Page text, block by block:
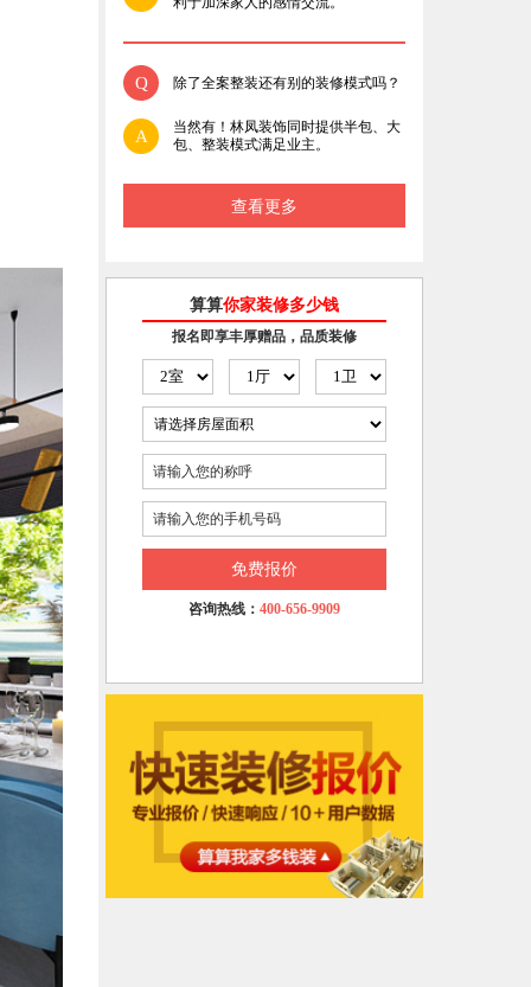
Q 除了全案整装还有别的装修模式吗？
A
当然有！林凤装饰同时提供半包、大
包、整装模式满足业主。
查看更多
算算你家装修多少钱
报名即享丰厚赠品，品质装修
免费报价
咨询热线： 400-656-9909